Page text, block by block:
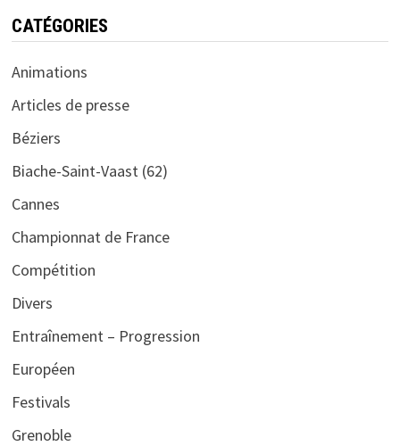
CATÉGORIES
Animations
Articles de presse
Béziers
Biache-Saint-Vaast (62)
Cannes
Championnat de France
Compétition
Divers
Entraînement – Progression
Européen
Festivals
Grenoble